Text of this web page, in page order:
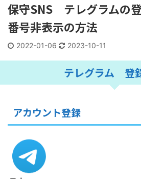
保守SNS テレグラムの
番号非表示の方法
2022-01-06 2023-10-11
テレグラム 登
アカウント登録